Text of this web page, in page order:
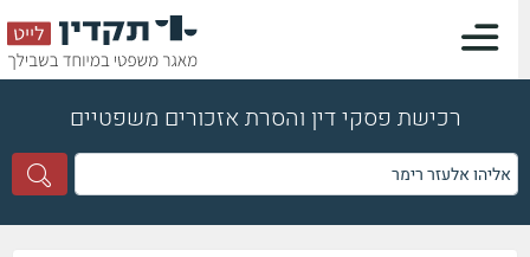
רכישת פסקי דין והסרת אזכורים משפטיים